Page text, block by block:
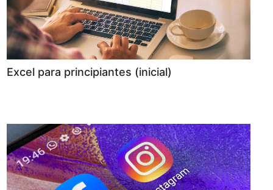
Excel para principiantes (inicial)